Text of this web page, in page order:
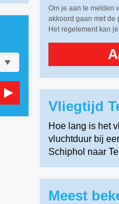
Om je aan te melden
akkoord gaan met de
Het regelement kan
Vliegtijd
Hoe lang is het
vluchtduur bij
Schiphol naar
Meest